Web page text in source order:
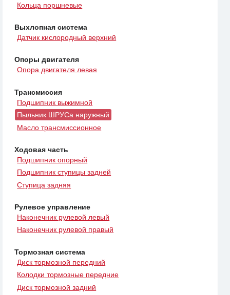
Кольца поршневые
Выхлопная система
Датчик кислородный верхний
Опоры двигателя
Опора двигателя левая
Трансмиссия
Подшипник выжимной
Пыльник ШРУСа наружный
Масло трансмиссионное
Ходовая часть
Подшипник опорный
Подшипник ступицы задней
Ступица задняя
Рулевое управление
Наконечник рулевой левый
Наконечник рулевой правый
Тормозная система
Диск тормозной передний
Колодки тормозные передние
Диск тормозной задний